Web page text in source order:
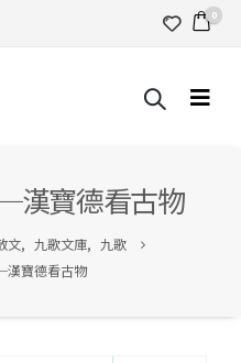
0
寶德看古物
文, 九歌文庫, 九歌
寶德看古物